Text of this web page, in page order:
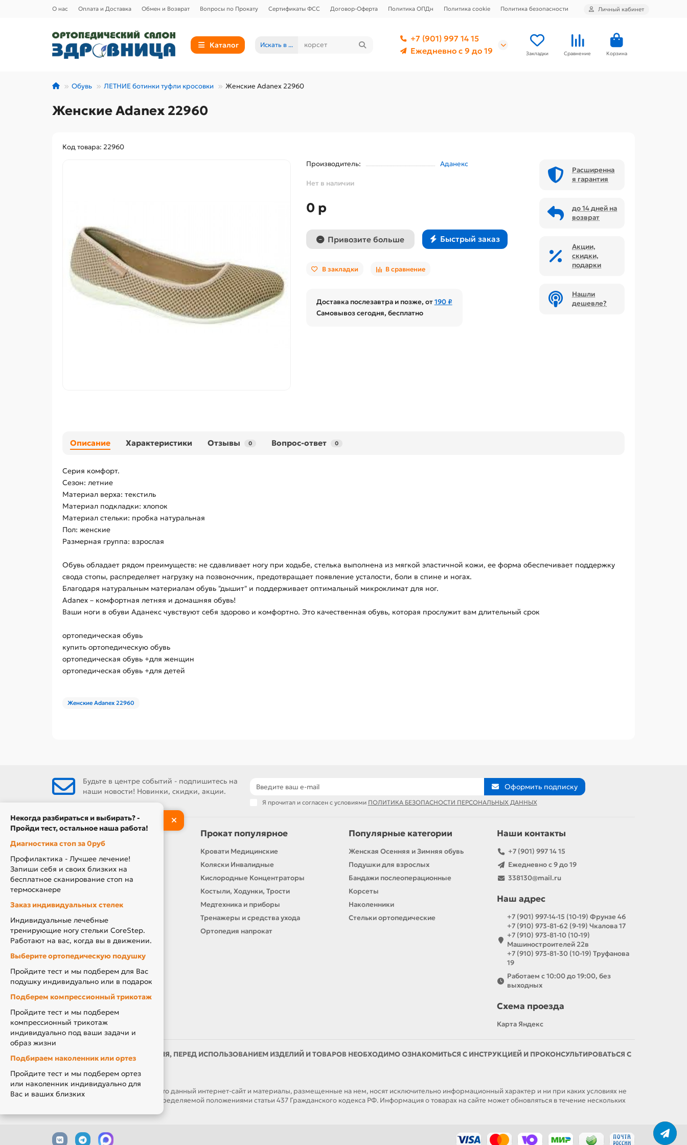
О нас Оплата и Доставка Обмен и Возврат Вопросы по Прокату Сертификаты ФСС Договор-Оферта Политика ОПДн Политика cookie Политика безопасности Личный кабинет
Каталог Искать в ...
+7 (901) 997 14 15
Ежедневно с 9 до 19
Закладки Сравнение Корзина
Обувь ЛЕТНИЕ ботинки туфли кросовки Женские Adanex 22960
Женские Adanex 22960
Код товара: 22960
Производитель:
Аданекс
Нет в наличии
0 р
Привозите больше Быстрый заказ
В закладки В сравнение
Доставка послезавтра и позже, от190 ₽
Самовывоз сегодня, бесплатно
Расширенна
я гарантия
до 14 дней на
возврат
Акции,
скидки,
подарки
Нашли
дешевле?
Описание Характеристики Отзывы 0 Вопрос-ответ 0
Серия комфорт.
Сезон: летние
Материал верха: текстиль
Материал подкладки: хлопок
Материал стельки: пробка натуральная
Пол: женские
Размерная группа: взрослая
Обувь обладает рядом преимуществ: не сдавливает ногу при ходьбе, стелька выполнена из мягкой эластичной кожи, ее форма обеспечивает поддержку
свода стопы, распределяет нагрузку на позвоночник, предотвращает появление усталости, боли в спине и ногах.
Благодаря натуральным материалам обувь "дышит" и поддерживает оптимальный микроклимат для ног.
Adanex – комфортная летняя и домашняя обувь!
Ваши ноги в обуви Аданекс чувствуют себя здорово и комфортно. Это качественная обувь, которая прослужит вам длительный срок
ортопедическая обувь
купить ортопедическую обувь
ортопедическая обувь +для женщин
ортопедическая обувь +для детей
Женские Adanex 22960
Будьте в центре событий - подпишитесь на
наши новости! Новинки, скидки, акции.
Оформить подписку
Я прочитал и согласен с условиями ПОЛИТИКА БЕЗОПАСНОСТИ ПЕРСОНАЛЬНЫХ ДАННЫХ
Информация
О нас
Производители
Новости
Оплата и доставка
Подарочный сертификат
Товары по Акции
Акция Вторая Жизнь
Акция Скидка за Отзыв
Компенсация за ТСР
Прокат популярное
Кровати Медицинские
Коляски Инвалидные
Кислородные Концентраторы
Костыли, Ходунки, Трости
Медтехника и приборы
Тренажеры и средства ухода
Ортопедия напрокат
Популярные категории
Женская Осенняя и Зимняя обувь
Подушки для взрослых
Бандажи послеоперационные
Корсеты
Наколенники
Стельки ортопедические
Наши контакты
+7 (901) 997 14 15
Ежедневно с 9 до 19
338130@mail.ru
Наш адрес
+7 (901) 997-14-15 (10-19) Фрунзе 46
+7 (910) 973-81-62 (9-19) Чкалова 17
+7 (910) 973-81-10 (10-19)
Машиностроителей 22в
+7 (910) 973-81-30 (10-19) Труфанова
19
Работаем с 10:00 до 19:00, без
выходных
Схема проезда
Карта Яндекс
ИМЕЮТСЯ ПРОТИВОПОКАЗАНИЯ, ПЕРЕД ИСПОЛЬЗОВАНИЕМ ИЗДЕЛИЙ И ТОВАРОВ НЕОБХОДИМО ОЗНАКОМИТЬСЯ С ИНСТРУКЦИЕЙ И ПРОКОНСУЛЬТИРОВАТЬСЯ С
ВРАЧОМ
ОБРАЩАЕМ ВАШЕ ВНИМАНИЕ, что данный интернет-сайт и материалы, размещенные на нем, носят исключительно информационный характер и ни при каких условиях не
являются публичной офертой, определяемой положениями статьи 437 Гражданского кодекса РФ. Информация о товарах на сайте может обновляться в течение нескольких
Некогда разбираться и выбирать? -
Пройди тест, остальное наша работа!
Диагностика стоп за 0руб
Профилактика - Лучшее лечение!
Запиши себя и своих близких на
бесплатное сканирование стоп на
термосканере
Заказ индивидуальных стелек
Индивидуальные лечебные
тренирующие ногу стельки CoreStep.
Работают на вас, когда вы в движении.
Выберите ортопедическую подушку
Пройдите тест и мы подберем для Вас
подушку индивидуально или в подарок
Подберем компрессионный трикотаж
Пройдите тест и мы подберем
компрессионный трикотаж
индивидуально под ваши задачи и
образ жизни
Подбираем наколенник или ортез
Пройдите тест и мы подберем ортез
или наколенник индивидуально для
Вас и ваших близких